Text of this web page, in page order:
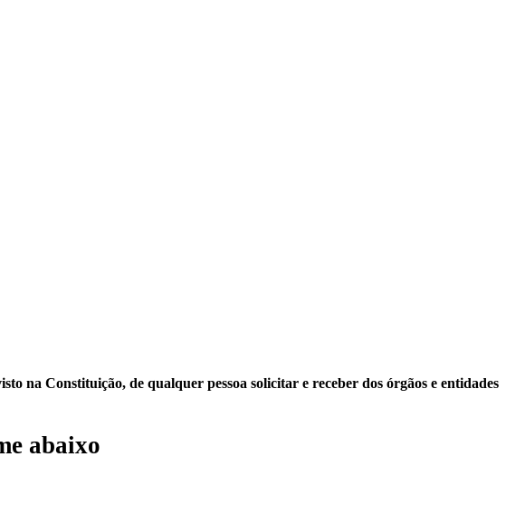
na Constituição, de qualquer pessoa solicitar e receber dos órgãos e entidades
abaixo